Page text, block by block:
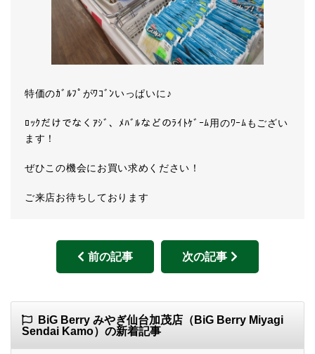
特価のｶﾞﾙﾌﾟがﾜｺﾞﾝいっぱいに♪
ﾛｯｸだけでなくｱｼﾞ、ﾒﾊﾞﾙなどのﾗｲﾄｹﾞｰﾑ用のﾜｰﾑもござい
ます！
ぜひこの機会にお買い求めください！
ご来店お待ちしております
前の記事 次の記事
BiG Berry みやぎ仙台加茂店（BiG Berry Miyagi
Sendai Kamo）の新着記事